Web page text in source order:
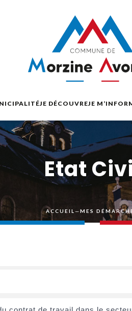
JE DÉCOUVREJE
Etat
ACCUEIL —MES